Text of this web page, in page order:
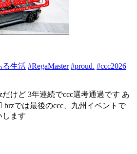
る生活 #RegaMaster #proud. #ccc2026
けど 3年連続でccc選考通過です あ
brzでは最後のccc、九州イベントで
します